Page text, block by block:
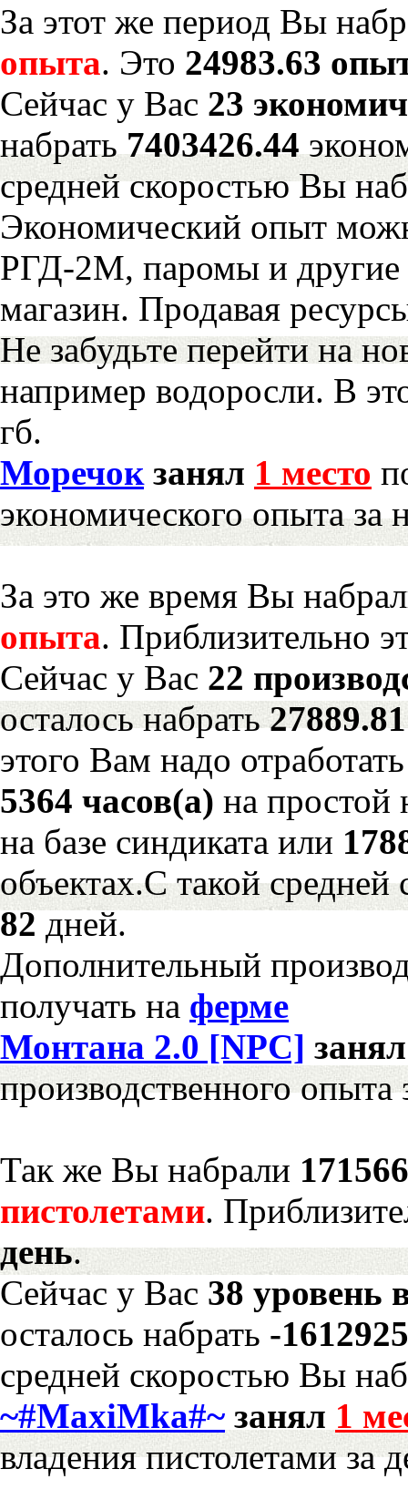
За этот же период Вы
опыта. Это 24983.63
Сейчас у Вас 23
набрать7403426.44
средней скоростью Вы
Экономический опыт
РГД-2М, паромы и другие
магазин. Продавая
Не забудьте перейти на
например водоросли. В
гб.
Моречокзанял 1 место
экономического опыта за
За это же время Вы
опыта. Приблизительно
Сейчас у Вас 22
осталось набрать
этого Вам надо отработать
5364 часов(а) на
на базе синдиката или
объектах.С такой средней
82дней.
Дополнительный
получать на ферме
Монтана 2.0 [NPC]
производственного опыта
Так же Вы набрали
пистолетами.
день.
Сейчас у Вас 38 уровень
осталось набрать -
средней скоростью Вы
~#MaxiMka#~ занял 1
владения пистолетами за